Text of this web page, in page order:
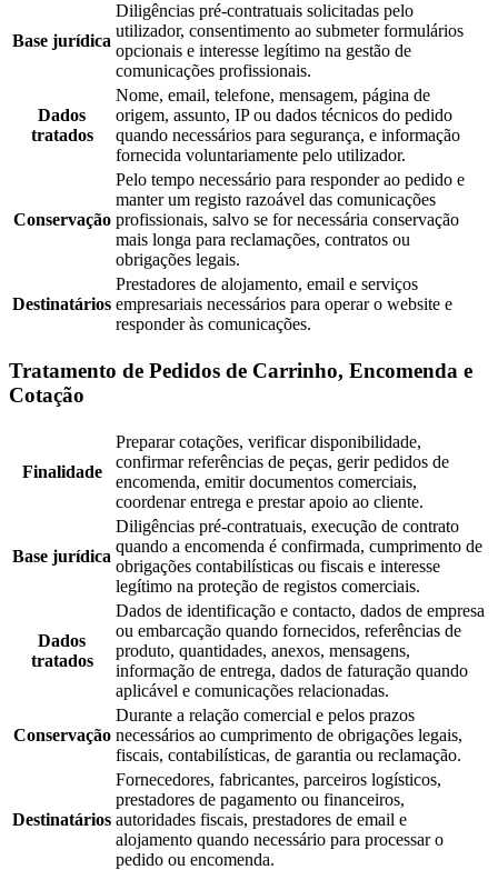
Base jurídica
Diligências pré-contratuais solicitadas pelo
utilizador, consentimento ao submeter formulários
opcionais e interesse legítimo na gestão de
comunicações profissionais.
Dados
tratados
Nome, email, telefone, mensagem, página de
origem, assunto, IP ou dados técnicos do pedido
quando necessários para segurança, e informação
fornecida voluntariamente pelo utilizador.
Conservação
Pelo tempo necessário para responder ao pedido e
manter um registo razoável das comunicações
profissionais, salvo se for necessária conservação
mais longa para reclamações, contratos ou
obrigações legais.
Destinatários
Prestadores de alojamento, email e serviços
empresariais necessários para operar o website e
responder às comunicações.
Tratamento de Pedidos de Carrinho, Encomenda e
Cotação
Finalidade
Preparar cotações, verificar disponibilidade,
confirmar referências de peças, gerir pedidos de
encomenda, emitir documentos comerciais,
coordenar entrega e prestar apoio ao cliente.
Base jurídica
Diligências pré-contratuais, execução de contrato
quando a encomenda é confirmada, cumprimento de
obrigações contabilísticas ou fiscais e interesse
legítimo na proteção de registos comerciais.
Dados
tratados
Dados de identificação e contacto, dados de empresa
ou embarcação quando fornecidos, referências de
produto, quantidades, anexos, mensagens,
informação de entrega, dados de faturação quando
aplicável e comunicações relacionadas.
Conservação
Durante a relação comercial e pelos prazos
necessários ao cumprimento de obrigações legais,
fiscais, contabilísticas, de garantia ou reclamação.
Destinatários
Fornecedores, fabricantes, parceiros logísticos,
prestadores de pagamento ou financeiros,
autoridades fiscais, prestadores de email e
alojamento quando necessário para processar o
pedido ou encomenda.